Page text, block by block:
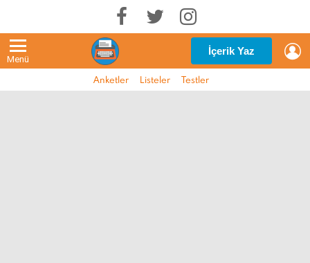
Menü
İçerik Yaz
Anketler Listeler Testler